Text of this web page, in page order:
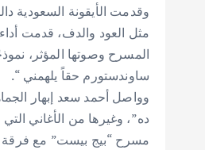
وقدمت الأيقونة السعودية
مثل العود والدف، قدمت
المسرح وصوتها المؤثر،
ساوندستورم حقاً يلهمني “.
وواصل أحمد سعد إبهار
ده”، وغيرها من الأغاني
مسرح “بيج بيست” مع فرقة